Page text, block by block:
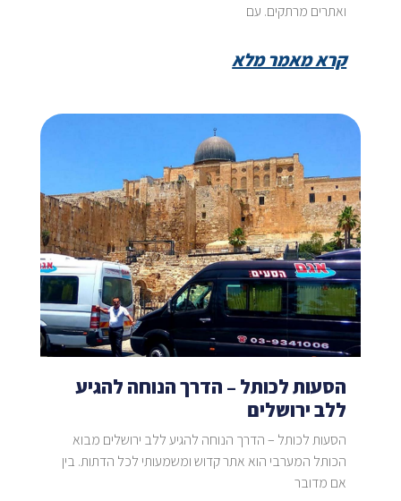
ואתרים מרתקים. עם
קרא מאמר מלא
הסעות לכותל – הדרך הנוחה להגיע
ללב ירושלים
הסעות לכותל – הדרך הנוחה להגיע ללב ירושלים מבוא
הכותל המערבי הוא אתר קדוש ומשמעותי לכל הדתות. בין
אם מדובר